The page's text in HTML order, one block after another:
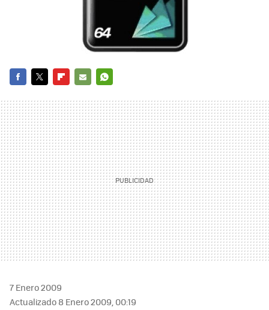
MAIL
7 Enero 2009
Actualizado 8 Enero 2009, 00:19